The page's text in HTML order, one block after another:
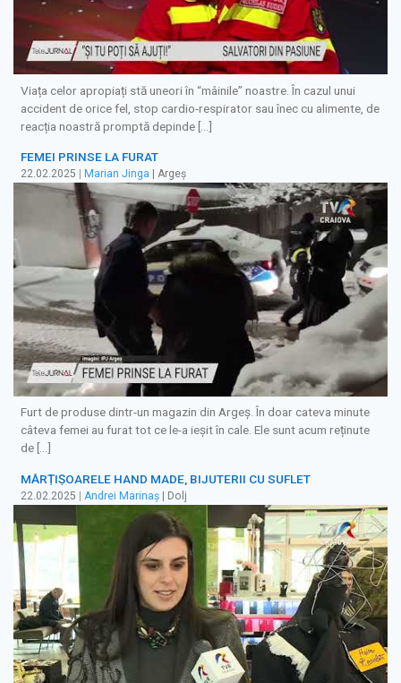
Viața celor apropiați stă uneori în “mâinile” noastre. În cazul unui
accident de orice fel, stop cardio-respirator sau înec cu alimente, de
reacția noastră promptă depinde […]
FEMEI PRINSE LA FURAT
22.02.2025 Marian Jinga | Argeș
Furt de produse dintr-un magazin din Argeș. În doar cateva minute
câteva femei au furat tot ce le-a ieșit în cale. Ele sunt acum reținute
de […]
MĂRȚIȘOARELE HAND MADE, BIJUTERII CU SUFLET
22.02.2025 | Andrei Marinaș | Dolj